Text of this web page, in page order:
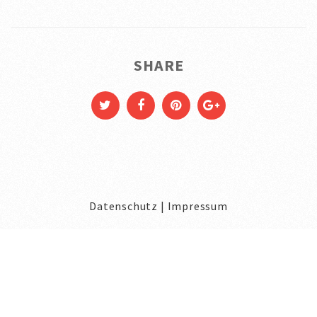
SHARE
Datenschutz | Impressum